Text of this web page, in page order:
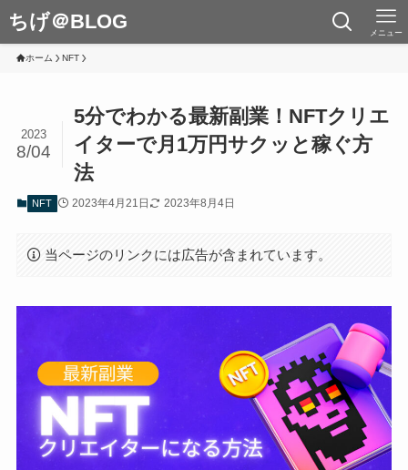
ちげ＠BLOG メニュー
ホーム NFT
5分でわかる最新副業！NFTクリエ
イターで月1万円サクッと稼ぐ方
法
2023
8/04
NFT 2023年4月21日 2023年8月4日
当ページのリンクには広告が含まれています。